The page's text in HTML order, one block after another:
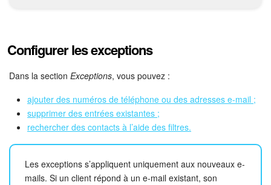
Gestion des stocks
Messagerie web
CRM
CoPilot - IA dans Bitrix24
Configurer les exceptions
Dans la section Exceptions, vous pouvez :
ajouter des numéros de téléphone ou des adresses e-mail ;
supprimer des entrées existantes ;
rechercher des contacts à l’aide des filtres.
Les exceptions s’appliquent uniquement aux nouveaux e-
mails. Si un client répond à un e-mail existant, son